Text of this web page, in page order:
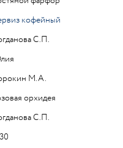
кофейный
С.П.
М.А.
орхидея
С.П.